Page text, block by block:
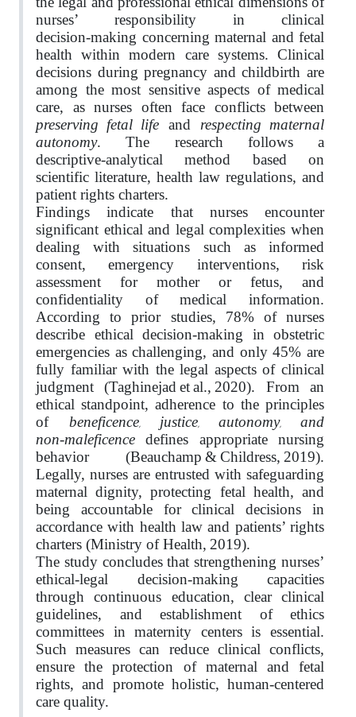
nurses’ responsibility in clinical
decision‑making concerning maternal and fetal
health within modern care systems. Clinical
decisions during pregnancy and childbirth are
among the most sensitive aspects of medical
care, as nurses often face conflicts between
preserving fetal life and respecting maternal
autonomy. The research follows a
descriptive‑analytical method based on
scientific literature, health law regulations, and
patient rights charters.
Findings indicate that nurses encounter
significant ethical and legal complexities when
dealing with situations such as informed
consent, emergency interventions, risk
assessment for mother or fetus, and
confidentiality of medical information.
According to prior studies, 78% of nurses
describe ethical decision‑making in obstetric
emergencies as challenging, and only 45% are
fully familiar with the legal aspects of clinical
judgment (Taghinejad et al., 2020). From an
ethical standpoint, adherence to the principles
of beneficence, justice, autonomy, and
non‑maleficence defines appropriate nursing
behavior (Beauchamp & Childress, 2019).
Legally, nurses are entrusted with safeguarding
maternal dignity, protecting fetal health, and
being accountable for clinical decisions in
accordance with health law and patients’ rights
charters (Ministry of Health, 2019).
The study concludes that strengthening nurses’
ethical‑legal decision‑making capacities
through continuous education, clear clinical
guidelines, and establishment of ethics
committees in maternity centers is essential.
Such measures can reduce clinical conflicts,
ensure the protection of maternal and fetal
rights, and promote holistic, human‑centered
care quality.